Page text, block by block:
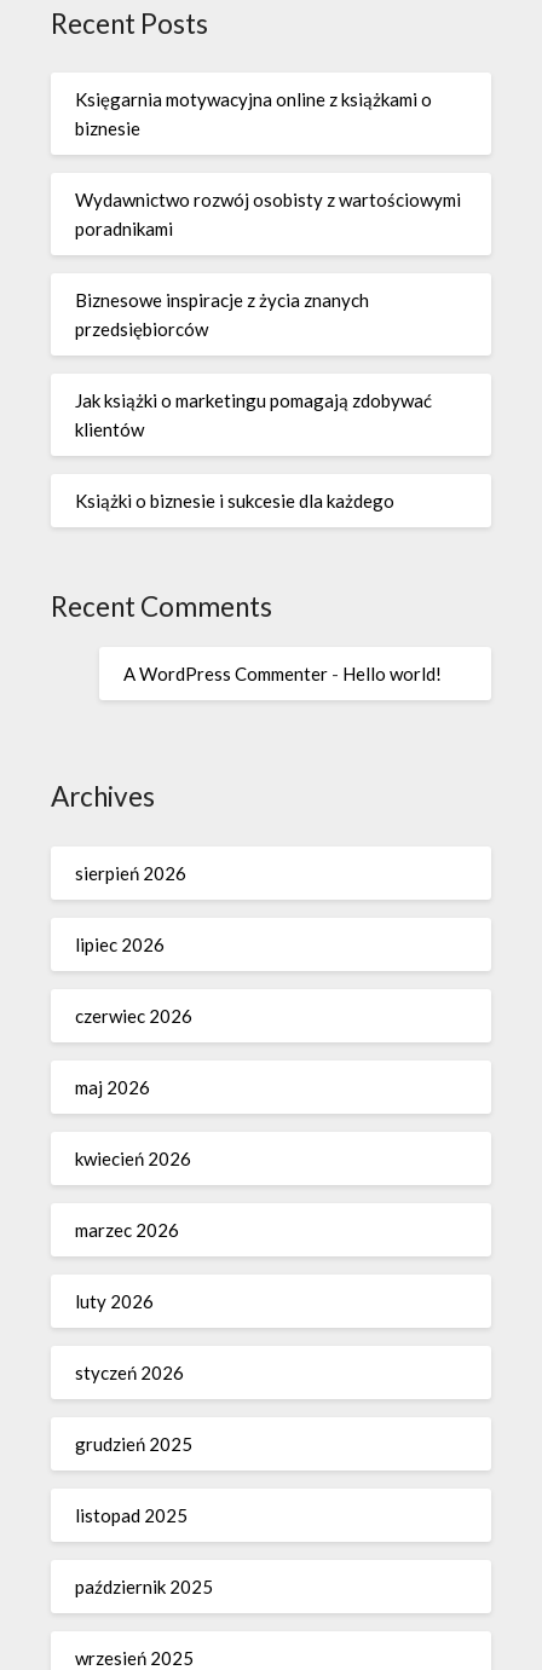
Recent Posts
Księgarnia motywacyjna online z książkami o
biznesie
Wydawnictwo rozwój osobisty z wartościowymi
poradnikami
Biznesowe inspiracje z życia znanych
przedsiębiorców
Jak książki o marketingu pomagają zdobywać
klientów
Książki o biznesie i sukcesie dla każdego
Recent Comments
A WordPress Commenter - Hello world!
Archives
sierpień 2026
lipiec 2026
czerwiec 2026
maj 2026
kwiecień 2026
marzec 2026
luty 2026
styczeń 2026
grudzień 2025
listopad 2025
październik 2025
wrzesień 2025